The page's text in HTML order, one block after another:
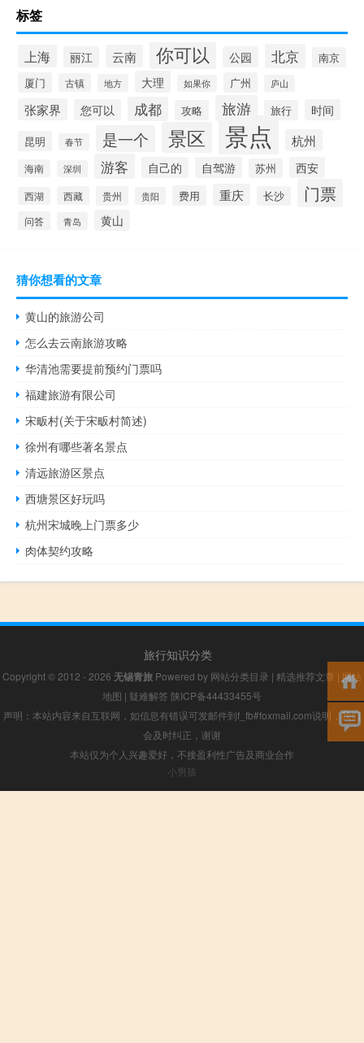
标签
上海 丽江 云南 你可以 公园 北京
南京
厦门
古镇 地方 大理 如果你 广州 庐山
张家界 您可以 成都 攻略 旅游 旅行 时间
昆明 春节 是一个 景区 景点 杭州
海南 深圳 游客 自己的 自驾游 苏州 西安
西湖 西藏 贵州 贵阳 费用 重庆 长沙 门票
问答 青岛 黄山
猜你想看的文章
黄山的旅游公司
怎么去云南旅游攻略
华清池需要提前预约门票吗
福建旅游有限公司
宋畈村(关于宋畈村简述)
徐州有哪些著名景点
清远旅游区景点
西塘景区好玩吗
杭州宋城晚上门票多少
肉体契约攻略
旅行知识分类
Copyright © 2012 - 2026 无锡青旅 Powered by 网站分类目录 | 精选推荐文章 | 网站
地图 | 疑难解答 陕ICP备44433455号
声明：本站内容来自互联网，如信息有错误可发邮件到f_fb#foxmail.com说明，我们
会及时纠正，谢谢
本站仅为个人兴趣爱好，不接盈利性广告及商业合作
小男孩